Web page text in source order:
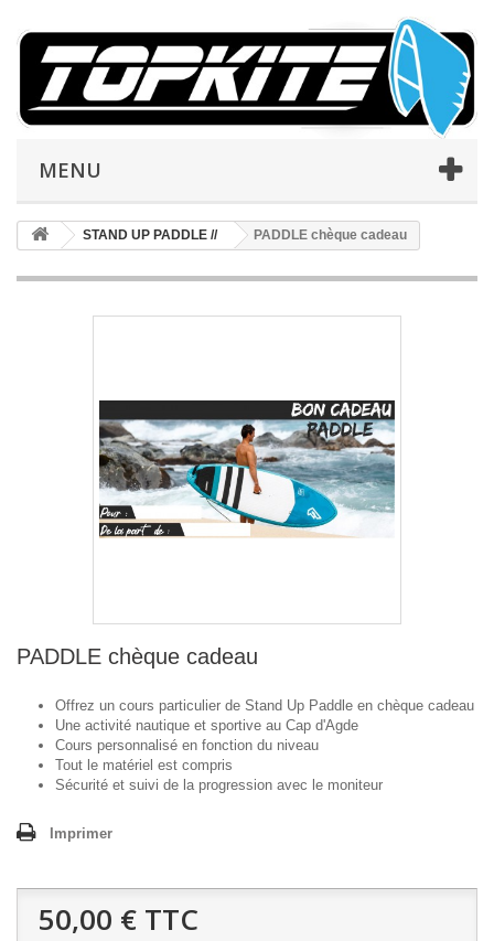
MENU
STAND UP PADDLE // PADDLE chèque cadeau
PADDLE chèque cadeau
Offrez un cours particulier de Stand Up Paddle en chèque cadeau
Une activité nautique et sportive au Cap d'Agde
Cours personnalisé en fonction du niveau
Tout le matériel est compris
Sécurité et suivi de la progression avec le moniteur
Imprimer
50,00 € TTC